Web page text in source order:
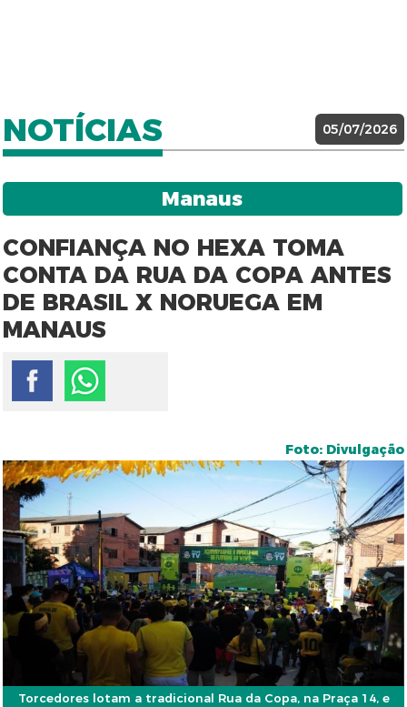
NOTÍCIAS 05/07/2026
Manaus
CONFIANÇA NO HEXA TOMA
CONTA DA RUA DA COPA ANTES
DE BRASIL X NORUEGA EM
MANAUS
Foto: Divulgação
Torcedores lotam a tradicional Rua da Copa, na Praça 14, e